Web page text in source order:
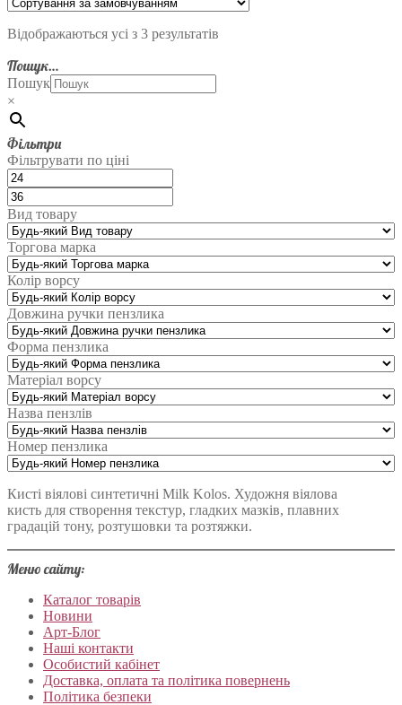
Відображаються усі з 3 результатів
Пошук…
Пошук
×
Фільтри
Фільтрувати по ціні
Вид товару
Торгова марка
Колір ворсу
Довжина ручки пензлика
Форма пензлика
Матеріал ворсу
Назва пензлів
Номер пензлика
Кисті віялові синтетичні Milk Kolos. Художня віялова
кисть для створення текстур, гладких мазків, плавних
градацій тону, розтушовки та розтяжки.
Меню сайту:
Каталог товарів
Новини
Арт-Блог
Наші контакти
Особистий кабінет
Доставка, оплата та політика повернень
Політика безпеки